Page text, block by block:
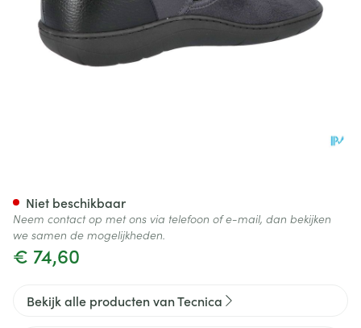
€ 74,60
Niet beschikbaar
Neem contact op met ons via telefoon of e-mail, dan bekijken
we samen de mogelijkheden.
Bekijk alle producten van Tecnica